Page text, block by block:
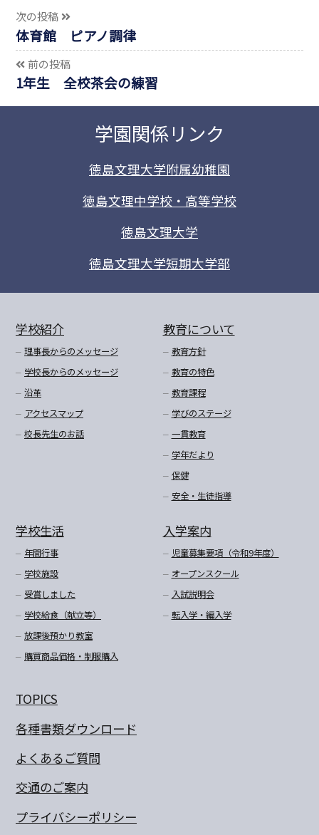
次の投稿
体育館 ピアノ調律
前の投稿
1年生 全校茶会の練習
学園関係リンク
徳島文理大学附属幼稚園
徳島文理中学校・高等学校
徳島文理大学
徳島文理大学短期大学部
学校紹介
理事長からのメッセージ
学校長からのメッセージ
沿革
アクセスマップ
校長先生のお話
教育について
教育方針
教育の特色
教育課程
学びのステージ
一貫教育
学年だより
保健
安全・生徒指導
学校生活
年間行事
学校施設
受賞しました
学校給食（献立等）
放課後預かり教室
購買商品価格・制服購入
入学案内
児童募集要項（令和9年度）
オープンスクール
入試説明会
転入学・編入学
TOPICS
各種書類ダウンロード
よくあるご質問
交通のご案内
プライバシーポリシー